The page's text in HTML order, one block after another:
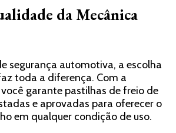
da Mecânica
segurança automotiva, a escolha
toda a diferença. Com a
garante pastilhas de freio de
e aprovadas para oferecer o
em qualquer condição de uso.